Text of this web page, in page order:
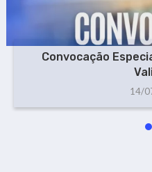
Convocação
14/